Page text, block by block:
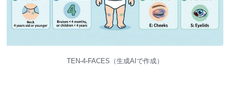
TEN-4-FACES（生成AIで作成）